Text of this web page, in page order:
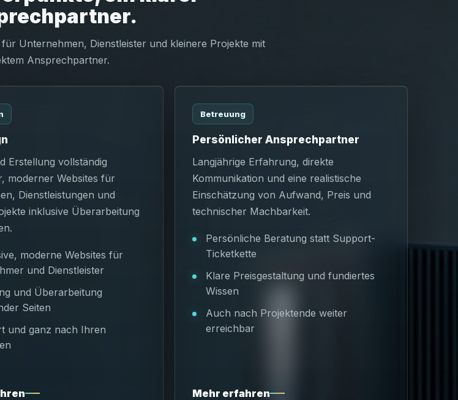
Unternehmen, Dienstleister und kleinere Projekte mit
Ansprechpartner.
Erstellung vollständig
moderner Websites für
Dienstleistungen und
inklusive Überarbeitung
moderne Websites für
und Dienstleister
und Überarbeitung
Seiten
und ganz nach Ihren
Betreuung
Persönlicher Ansprechpartner
Langjährige Erfahrung, direkte
Kommunikation und eine realistische
Einschätzung von Aufwand, Preis und
technischer Machbarkeit.
Persönliche Beratung statt Support-
Ticketkette
Klare Preisgestaltung und fundiertes
Wissen
Auch nach Projektende weiter
erreichbar
Mehr erfahren